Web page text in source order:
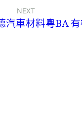
NEXT
汽車材料粵BA